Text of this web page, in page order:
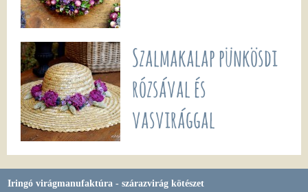
Szalmakalap pünkösdi
rózsával és
vasvirággal
Iringó virágmanufaktúra - szárazvirág kötészet